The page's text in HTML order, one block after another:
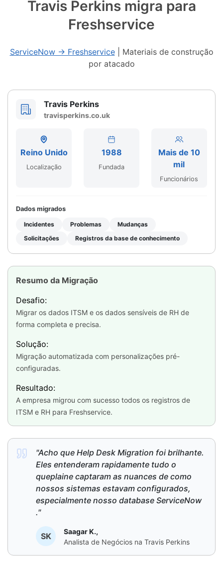
Travis Perkins migra para
Freshservice
ServiceNow → Freshservice| Materiais de construção
por atacado
Travis Perkins
travisperkins.co.uk
Reino Unido
Localização
1988
Fundada
Mais de 10
mil
Funcionários
Dados migrados
Incidentes Problemas
Mudanças
Solicitações
Registros da base de conhecimento
Resumo da Migração
Desafio:
Migrar os dados ITSM e os dados sensíveis de RH de
forma completa e precisa.
Solução:
Migração automatizada com personalizações pré-
configuradas.
Resultado:
A empresa migrou com sucesso todos os registros de
ITSM e RH para Freshservice.
"Acho que Help Desk Migration foi brilhante.
Eles entenderam rapidamente tudo o
queplaine captaram as nuances de como
nossos sistemas estavam configurados,
especialmente nosso database ServiceNow
."
SK
Saagar K.,
Analista de Negócios na Travis Perkins